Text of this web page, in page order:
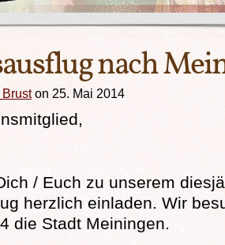
nach
on 25. Mai 2014
/ Euch zu unserem
herzlich einladen. Wir
die Stadt Meiningen.